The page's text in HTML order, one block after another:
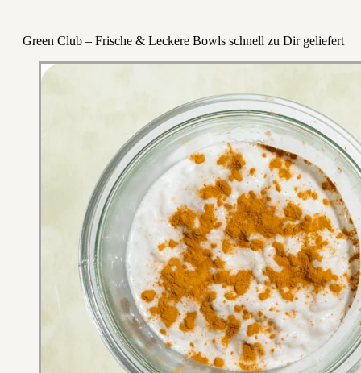
Green Club – Frische & Leckere Bowls schnell zu Dir geliefert